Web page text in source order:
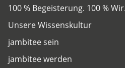
100 % Begeisterung. 100 % Wir.
Unsere Wissenskultur
jambitee sein
jambitee werden